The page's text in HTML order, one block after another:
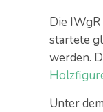
Die
startete
werden.
Unter